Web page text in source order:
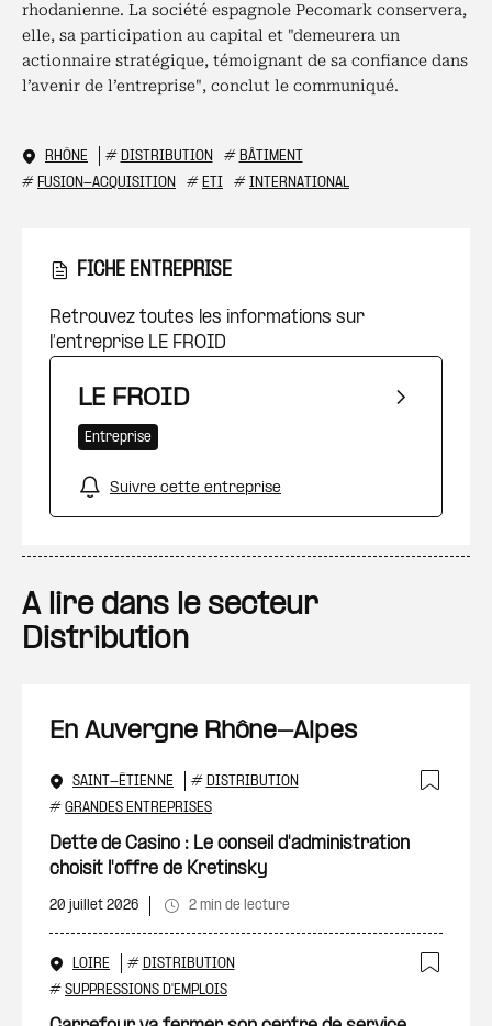
rhodanienne. La société espagnole Pecomark conservera,
elle, sa participation au capital et "demeurera un
actionnaire stratégique, témoignant de sa confiance dans
l’avenir de l’entreprise", conclut le communiqué.
RHÔNE # DISTRIBUTION # BÂTIMENT
# FUSION-ACQUISITION # ETI # INTERNATIONAL
FICHE ENTREPRISE
Retrouvez toutes les informations sur
l’entreprise LE FROID
LE FROID
Entreprise
Suivre cette entreprise
A lire dans le secteur
Distribution
En Auvergne Rhône-Alpes
SAINT-ÉTIENNE # DISTRIBUTION
# GRANDES ENTREPRISES
Dette de Casino : Le conseil d'administration
choisit l'offre de Kretinsky
20 juillet 2026 2 min de lecture
LOIRE # DISTRIBUTION
# SUPPRESSIONS D'EMPLOIS